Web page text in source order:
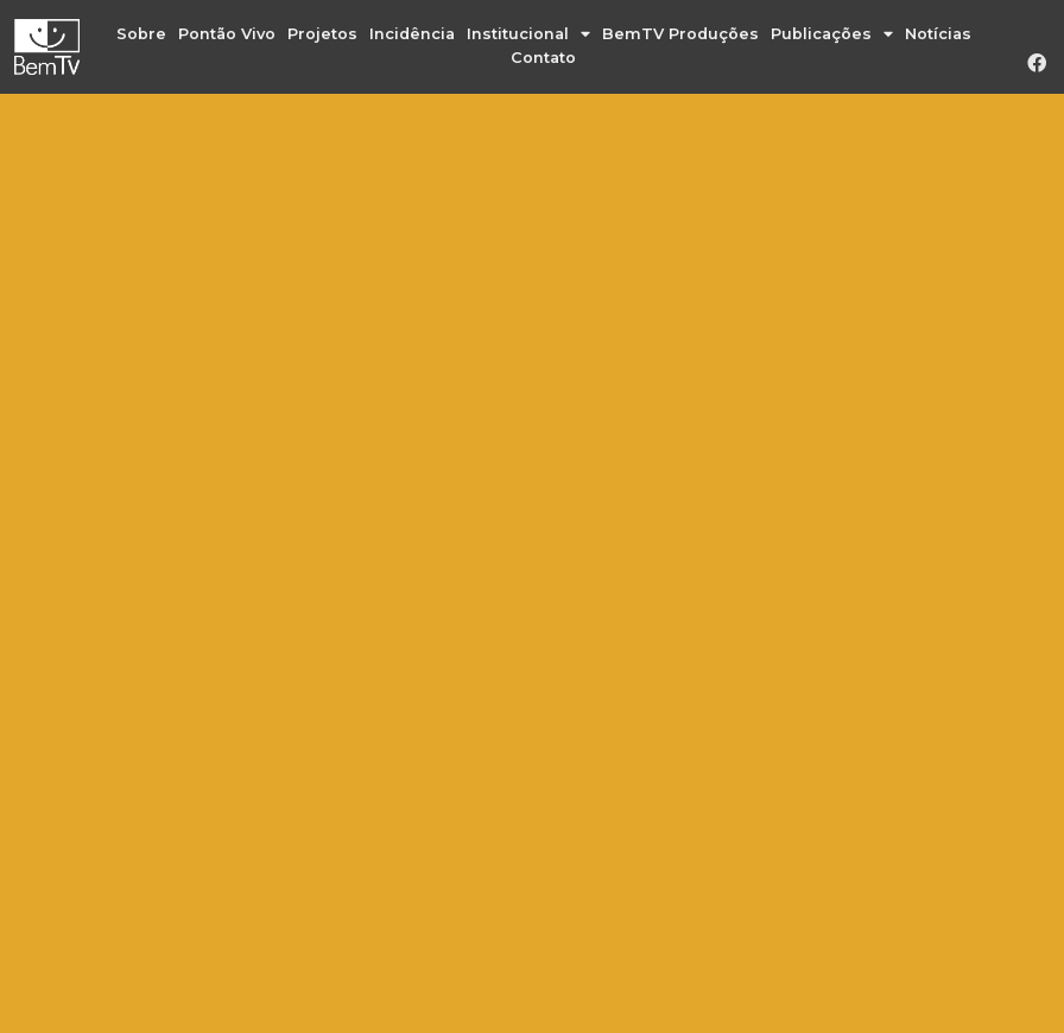
Sobre Pontão Vivo Projetos Incidência Institucional BemTV Produções Publicações
Notícias
Contato